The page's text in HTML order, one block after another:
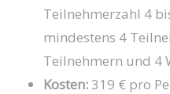
Teilnehmerzahl 4
mindestens 4
Teilnehmern und 4
Kosten:319 € pro